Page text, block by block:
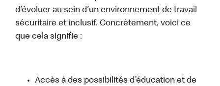
d’évoluer au sein d’un environnement de travail
sécuritaire et inclusif. Concrètement, voici ce
que cela signifie :
Accès à des possibilités d’éducation et de